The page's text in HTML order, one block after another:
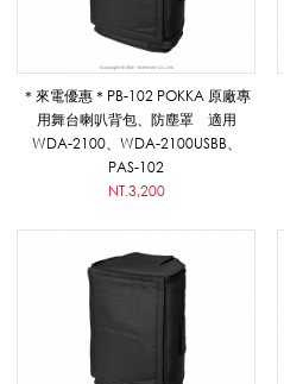
音
＊來電優惠＊PB-102 POKKA 原廠專
用舞台喇叭背包、防塵罩 適用
WDA-2100、WDA-2100USBB、
PAS-102
NT.3,200